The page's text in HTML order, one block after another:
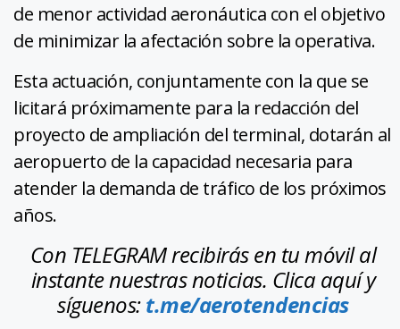
de menor actividad aeronáutica con el objetivo
de minimizar la afectación sobre la operativa.
Esta actuación, conjuntamente con la que se
licitará próximamente para la redacción del
proyecto de ampliación del terminal, dotarán al
aeropuerto de la capacidad necesaria para
atender la demanda de tráfico de los próximos
años.
Con TELEGRAM recibirás en tu móvil al
instante nuestras noticias. Clica aquí y
síguenos:t.me/aerotendencias